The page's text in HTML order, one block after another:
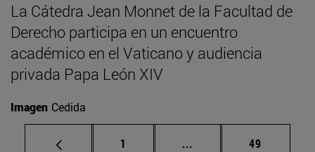
La Cátedra Jean Monnet de la Facultad de
Derecho participa en un encuentro
académico en el Vaticano y audiencia
privada Papa León XIV
Imagen Cedida
Página
1 ... Páginas intermedias
Página
49